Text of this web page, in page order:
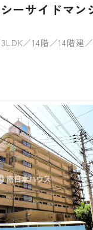
ーサイドマン
／14階／14階建